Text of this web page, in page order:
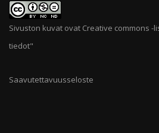
Sivuston kuvat ovat Creative commons -
tiedot"
Saavutettavuusseloste